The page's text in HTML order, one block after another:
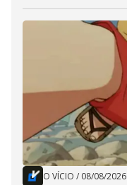
O VÍCIO / 08/08/2026